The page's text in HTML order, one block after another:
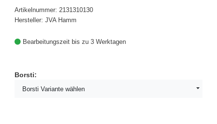
Artikelnummer: 2131310130
Hersteller: JVA Hamm
Bearbeitungszeit bis zu 3 Werktagen
Borsti:
Borsti Variante wählen